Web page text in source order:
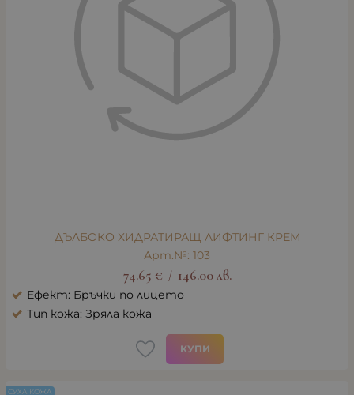
ДЪЛБОКО ХИДРАТИРАЩ ЛИФТИНГ КРЕМ
Арт.№: 103
74.65 € / 146.00 лв.
Ефект: Бръчки по лицето
Тип кожа: Зряла кожа
КУПИ
СУХА КОЖА